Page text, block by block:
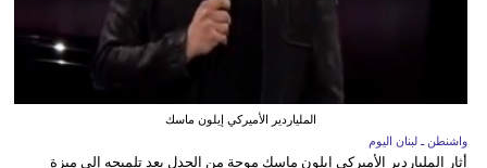
الملياردير الأميركي إيلون ماسك
واشنطن ـ لبنان اليوم
أثار الملياردير الأميركي إيلون ماسك موجة من الجدل بعد تلميحه إلى ميزة